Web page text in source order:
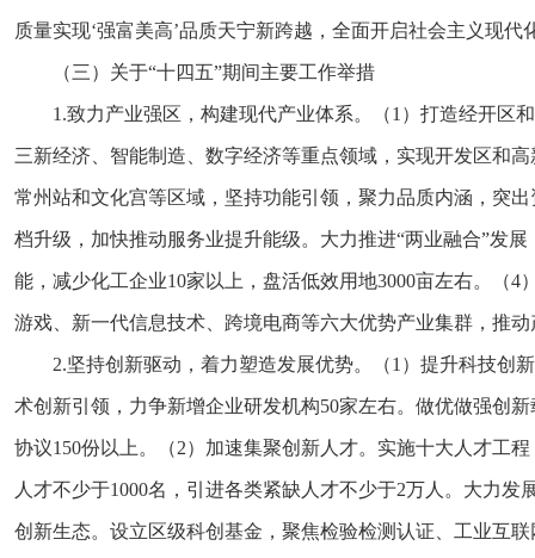
质量实现‘强富美高’品质天宁新跨越，全面开启社会主义现
（三）关于“十四五”期间主要工作举措
1.致力产业强区，构建现代产业体系。（1）打造经开区
三新经济、智能制造、数字经济等重点领域，实现开发区和
常州站和文化宫等区域，坚持功能引领，聚力品质内涵，突
档升级，加快推动服务业提升能级。大力推进“两业融合”发
能，减少化工企业10家以上，盘活低效用地3000亩左右。（
游戏、新一代信息技术、跨境电商等六大优势产业集群，推
2.坚持创新驱动，着力塑造发展优势。（1）提升科技创
术创新引领，力争新增企业研发机构50家左右。做优做强创
协议150份以上。（2）加速集聚创新人才。实施十大人才工
人才不少于1000名，引进各类紧缺人才不少于2万人。大力
创新生态。设立区级科创基金，聚焦检验检测认证、工业互